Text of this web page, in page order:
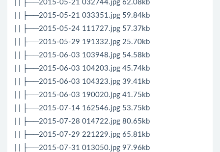
| | ├──2015-05-21 032744.jpg 62.08kb
| | ├──2015-05-21 033351.jpg 59.84kb
| | ├──2015-05-24 111727.jpg 57.37kb
| | ├──2015-05-29 191332.jpg 25.70kb
| | ├──2015-06-03 103948.jpg 54.58kb
| | ├──2015-06-03 104203.jpg 45.74kb
| | ├──2015-06-03 104323.jpg 39.41kb
| | ├──2015-06-03 190020.jpg 41.75kb
| | ├──2015-07-14 162546.jpg 53.75kb
| | ├──2015-07-28 014722.jpg 80.65kb
| | ├──2015-07-29 221229.jpg 65.81kb
| | ├──2015-07-31 013050.jpg 97.96kb